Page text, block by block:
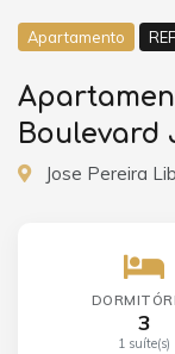
Apartamento
Boulevard
Jose Pereira
3
1 suíte(s)